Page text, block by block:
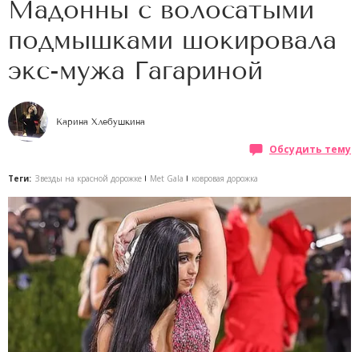
Мадонны с волосатыми
подмышками шокировала
экс-мужа Гагариной
Карина Хлебушкина
Обсудить тему
Теги: Звезды на красной дорожке Met Gala ковровая дорожка